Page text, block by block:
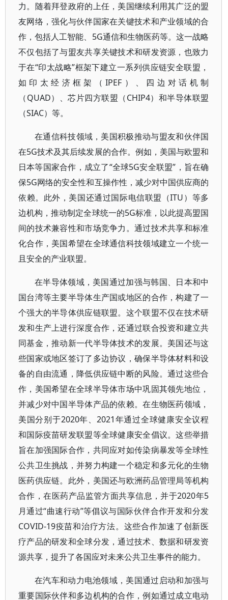
力。随着拜登政府的上任，美国继续利用其广泛的盟
友网络，强化与伙伴国家在关键技术和产业领域的合
作，包括人工智能、5G通信和生物医药等。这一战略
不仅包括了与盟友共享关键技术和研发资源，也致力
于在“印太战略”框架下建立一系列供应链安全联盟，
如印太经济框架（IPEF）、四边对话机制
（QUAD）、芯片四方联盟（CHIP4）和半导体联盟
（SIAC）等。
在通信科技领域，美国积极推动与盟友和伙伴国
在5G技术及其后续发展的合作。例如，美国与欧盟和
日本等国家合作，成立了“全球5G安全联盟”，旨在确
保5G网络的安全性和互操作性，减少对中国供应商的
依赖。此外，美国还通过国际电信联盟（ITU）等多
边机构，推动制定全球统一的5G标准，以此提高盟国
间的技术兼容性和市场竞争力。通过技术共享和标准
化合作，美国希望在全球通信科技领域建立一个统一
且安全的产业联盟。
在半导体领域，美国通过加强与韩国、日本和中
国台湾等主要半导体生产国或地区的合作，构建了一
个强大的半导体供应链联盟。这个联盟不仅在技术研
发和生产上进行深度合作，还通过联合投资和建立共
同基金，推动新一代半导体技术的发展。美国还与这
些国家或地区签订了多边协议，确保半导体材料和设
备的自由流通，降低供应链中断的风险。通过这些合
作，美国希望在全球半导体市场中巩固其领先地位，
并减少对中国半导体产品的依赖。在生物医药领域，
美国分别于2020年、2021年通过全球健康安全议程
和国际疫苗研发联盟等全球健康安全倡议。这些举措
旨在加强国际合作，共同应对如传染病暴发等全球性
公共卫生挑战，并努力构建一个稳定和多元化的生物
医药供应链。此外，美国还与欧洲药品管理局等机构
合作，在医药产品监管方面共享信息，并于2020年5
月通过“曲速行动”等倡议与国际伙伴合作开发和分发
COVID-19疫苗和治疗方法。这些合作加速了创新医
疗产品的研发和全球分发，通过技术、数据和研发资
源共享，提升了各国应对未来公共卫生事件的能力。
在汽车和动力电池领域，美国通过启动和加强与
重要国际伙伴和多边机构的合作，例如通过成立电动